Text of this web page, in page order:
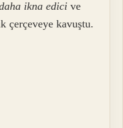
ikna edici ve
çerçeveye kavuştu.